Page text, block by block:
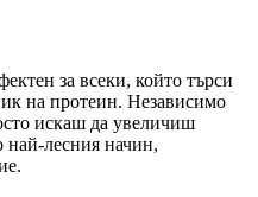
за всеки, който търси
на протеин. Независимо
искаш да увеличиш
лесния начин,